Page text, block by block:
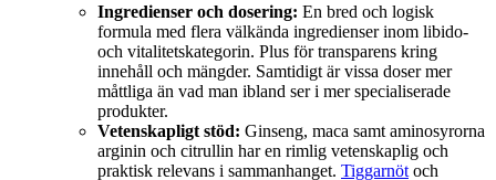
Ingredienser och dosering: En bred och logisk
formula med flera välkända ingredienser inom libido-
och vitalitetskategorin. Plus för transparens kring
innehåll och mängder. Samtidigt är vissa doser mer
måttliga än vad man ibland ser i mer specialiserade
produkter.
Vetenskapligt stöd: Ginseng, maca samt aminosyrorna
arginin och citrullin har en rimlig vetenskaplig och
praktisk relevans i sammanhanget. Tiggarnöt och